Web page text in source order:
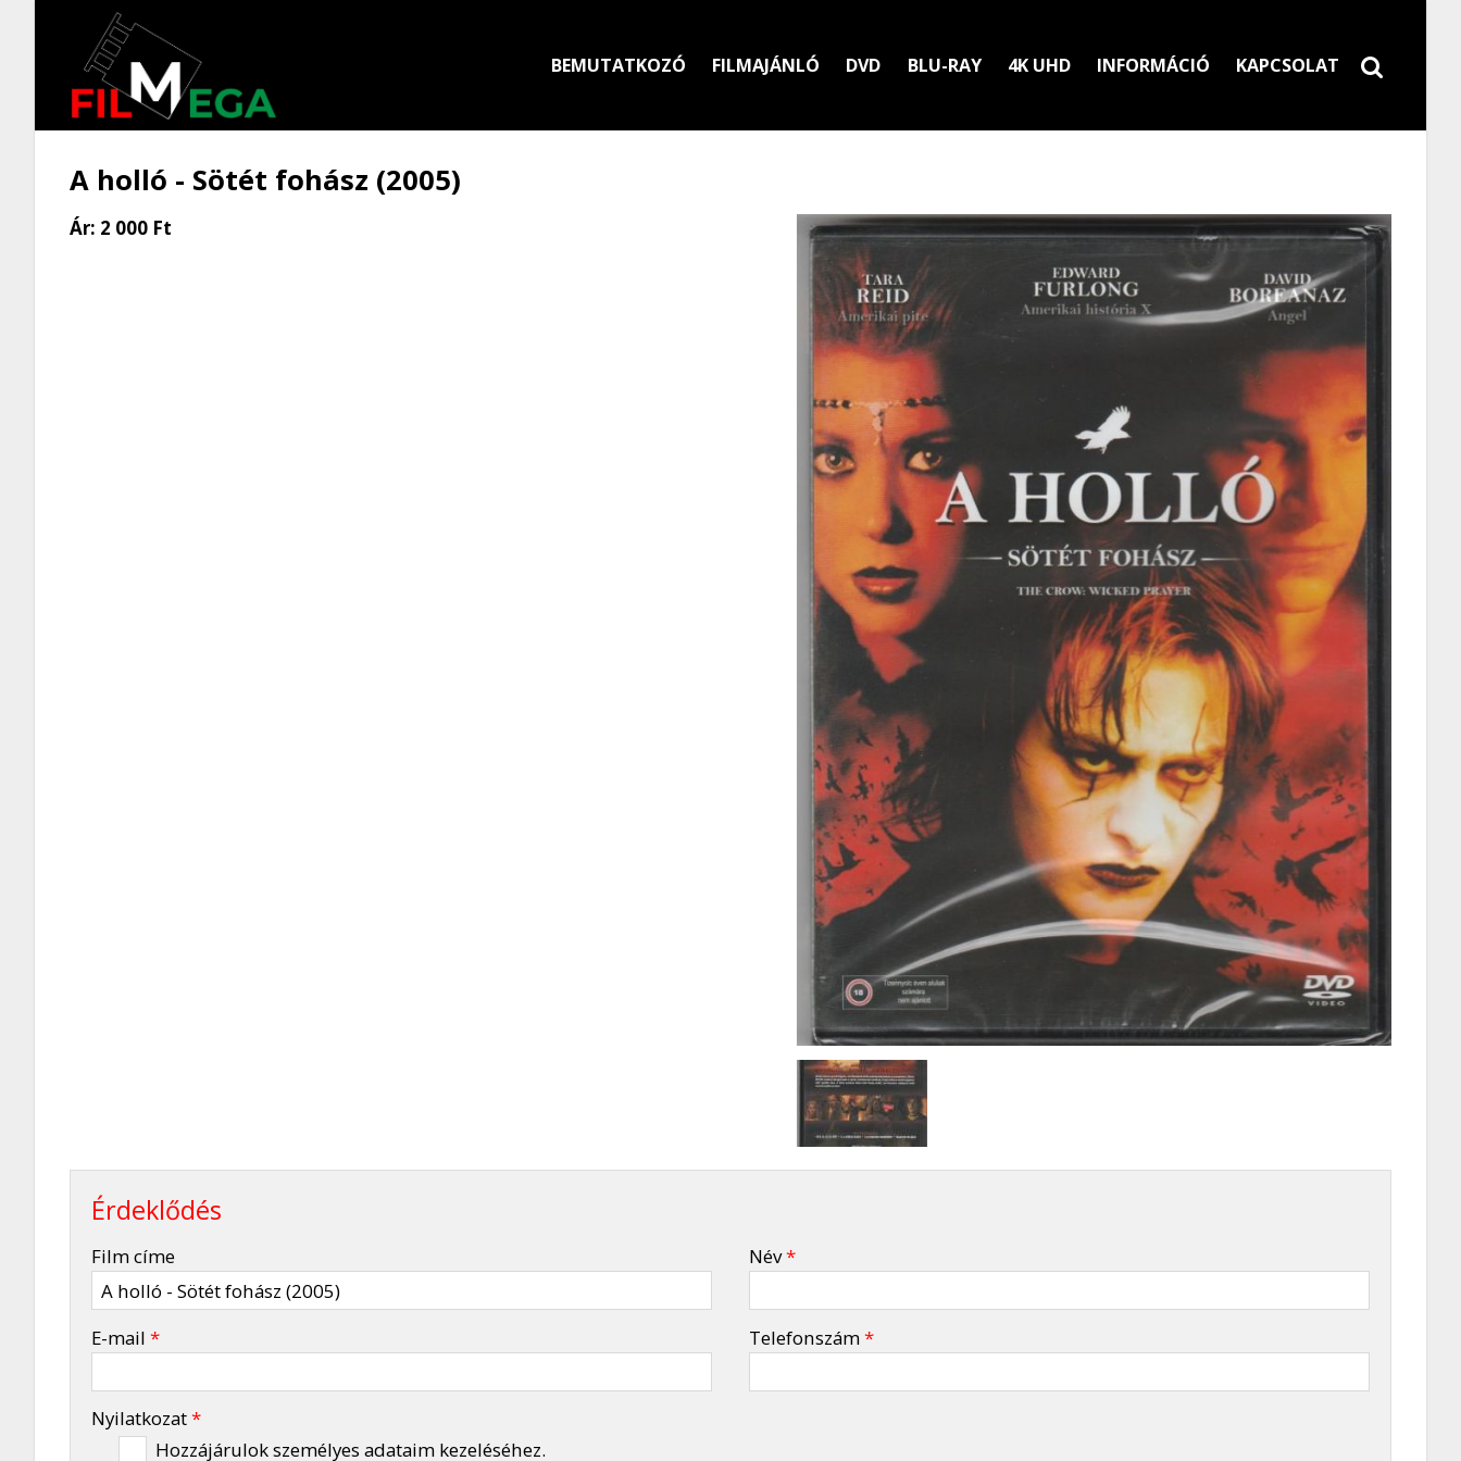
BEMUTATKOZÓ FILMAJÁNLÓ DVD BLU-RAY 4K UHD INFORMÁCIÓ KAPCSOLAT
A holló - Sötét fohász (2005)
Ár: 2 000 Ft
Érdeklődés
Film címe Név*
E-mail * Telefonszám*
Nyilatkozat*
Hozzájárulok személyes adataim kezeléséhez.